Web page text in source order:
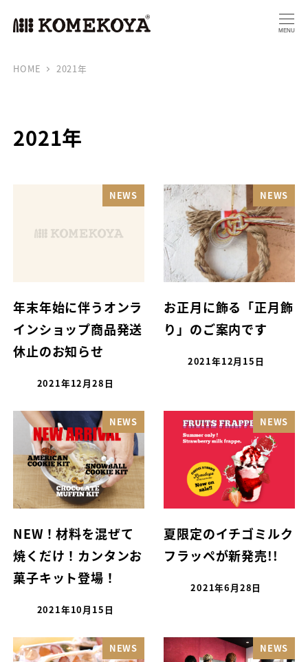
MENU
HOME 2021年
2021年
NEWS
年末年始に伴うオンラ
インショップ商品発送
休止のお知らせ
2021年12月28日
NEWS
お正月に飾る「正月飾
り」のご案内です
2021年12月15日
NEWS
NEW！材料を混ぜて
焼くだけ！カンタンお
菓子キット登場！
2021年10月15日
NEWS
夏限定のイチゴミルク
フラッペが新発売!!
2021年6月28日
NEWS NEWS